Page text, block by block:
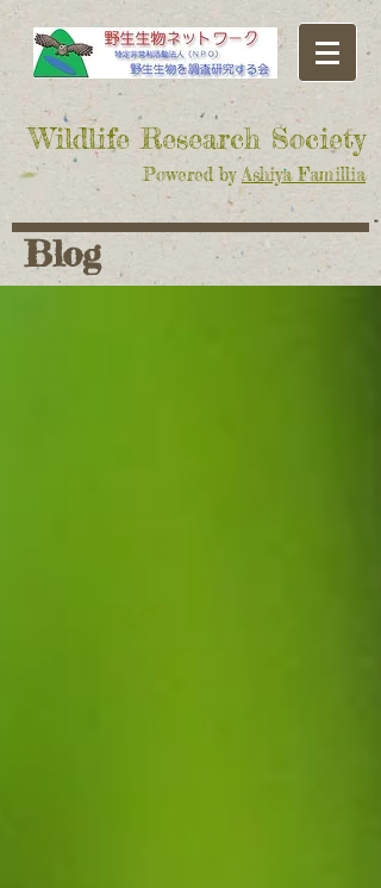
​Wildlife Research Society
Powered byAshiya Famillia
Blog